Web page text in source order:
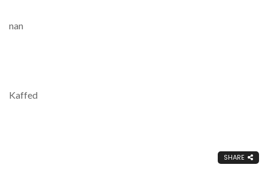
nan
Kaffed
SHARE